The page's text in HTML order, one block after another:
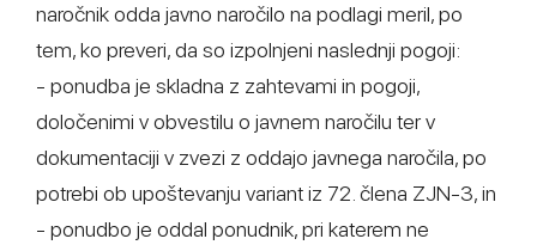
naročnik odda javno naročilo na podlagi meril, po
tem, ko preveri, da so izpolnjeni naslednji pogoji:
- ponudba je skladna z zahtevami in pogoji,
določenimi v obvestilu o javnem naročilu ter v
dokumentaciji v zvezi z oddajo javnega naročila, po
potrebi ob upoštevanju variant iz 72. člena ZJN-3, in
- ponudbo je oddal ponudnik, pri katerem ne